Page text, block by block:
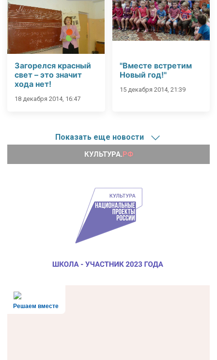
Решаем вместе
Загорелся красный
свет – это значит
хода нет!
18 декабря 2014, 16:47
"Вместе встретим
Новый год!"
15 декабря 2014, 21:39
Показать еще новости